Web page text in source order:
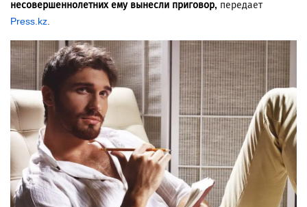
несовершеннолетних ему вынесли приговор, передает
Press.kz.